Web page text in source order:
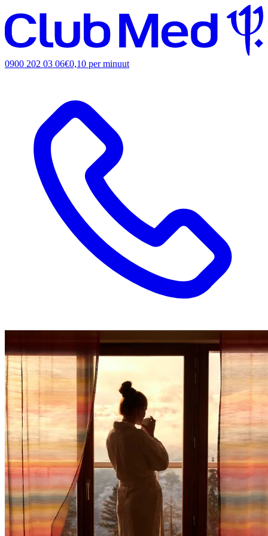
0900 202 03 06€0,10 per minuut